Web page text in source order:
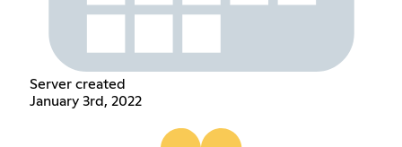
Server created
January 3rd, 2022